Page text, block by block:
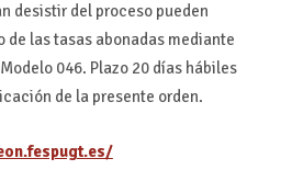
desistir del proceso pueden
las tasas abonadas mediante
046. Plazo 20 días hábiles
de la presente orden.